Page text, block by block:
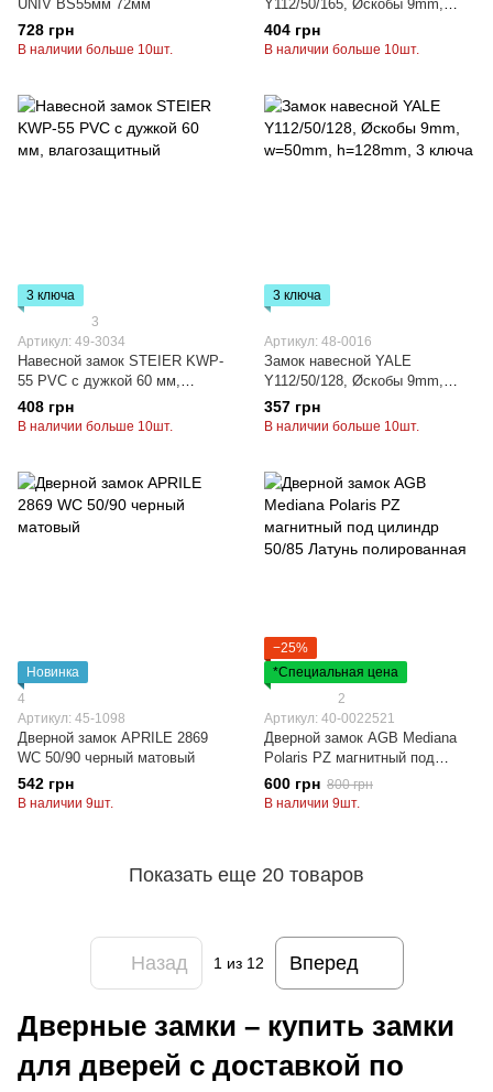
UNIV BS55мм 72мм
728 грн
В наличии больше 10шт.
Y112/50/165, Øскобы 9mm,
w=50mm, h=165mm, 3 ключа
404 грн
В наличии больше 10шт.
3 ключа
3
Артикул: 49-3034
Навесной замок STEIER KWP-
55 PVC с дужкой 60 мм,
влагозащитный
408 грн
В наличии больше 10шт.
3 ключа
Артикул: 48-0016
Замок навесной YALE
Y112/50/128, Øскобы 9mm,
w=50mm, h=128mm, 3 ключа
357 грн
В наличии больше 10шт.
Новинка
4
Артикул: 45-1098
Дверной замок APRILE 2869
WC 50/90 черный матовый
542 грн
В наличии 9шт.
−25%
*Специальная цена
2
Артикул: 40-0022521
Дверной замок AGB Mediana
Polaris PZ магнитный под
цилиндр 50/85 Латунь
полированная
600 грн 800 грн
В наличии 9шт.
Показать еще 20 товаров
Назад 1 из 12 Вперед
Дверные замки – купить замки
для дверей с доставкой по